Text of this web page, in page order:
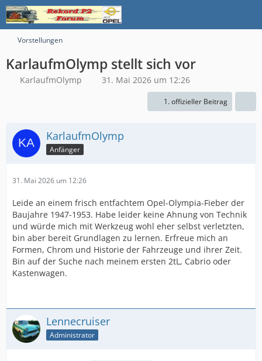
Vorstellungen
KarlaufmOlymp stellt sich vor
KarlaufmOlymp 31. Mai 2026 um 12:26
1. offizieller Beitrag
KarlaufmOlymp
Anfänger
31. Mai 2026 um 12:26
Leide an einem frisch entfachtem Opel-Olympia-Fieber der
Baujahre 1947-1953. Habe leider keine Ahnung von Technik
und würde mich mit Werkzeug wohl eher selbst verletzten,
bin aber bereit Grundlagen zu lernen. Erfreue mich an
Formen, Chrom und Historie der Fahrzeuge und ihrer Zeit.
Bin auf der Suche nach meinem ersten 2tL, Cabrio oder
Kastenwagen.
Lennecruiser
Administrator